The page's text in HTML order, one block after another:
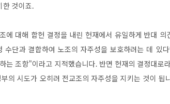
한 것이죠.
에 대해 합헌 결정을 내린 헌재에서 유일하게 반대 의
수단과 결합하여 노조의 자주성을 보호하려는 데 있
는 조항"이라고 지적했습니다. 반면 헌재의 결정대로
의 시도가 오히려 전교조의 자주성을 지키는 것이 됩